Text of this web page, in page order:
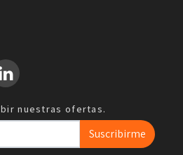
nuestras ofertas.
Suscribirme